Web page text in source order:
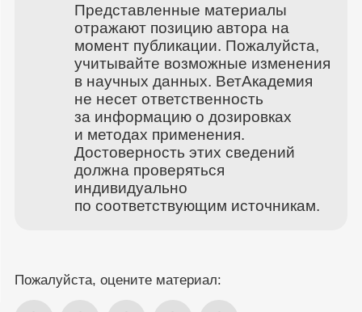
Представленные материалы
отражают позицию автора на
момент публикации. Пожалуйста,
учитывайте возможные изменения
в научных данных. ВетАкадемия
не несет ответственность
за информацию о дозировках
и методах применения.
Достоверность этих сведений
должна проверяться
индивидуально
по соответствующим источникам.
Пожалуйста, оцените материал: